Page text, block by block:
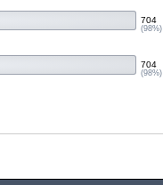
704
(98%)
704
(98%)